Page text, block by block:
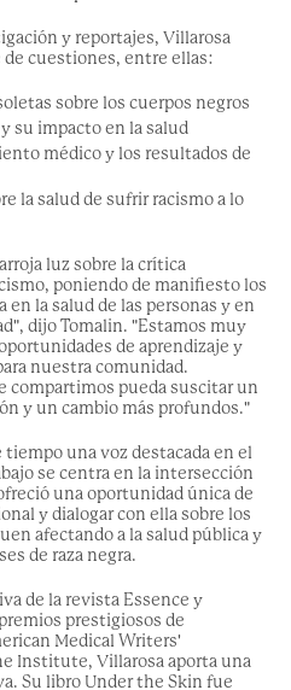
y reportajes, Villarosa
de cuestiones, entre ellas:
sobre los cuerpos negros
su impacto en la salud
médico y los resultados de
la salud de sufrir racismo a lo
luz sobre la crítica
poniendo de manifiesto los
en la salud de las personas y en
dijo Tomalin. "Estamos muy
de aprendizaje y
nuestra comunidad.
compartimos pueda suscitar un
y un cambio más profundos."
tiempo una voz destacada en el
se centra en la intersección
una oportunidad única de
y dialogar con ella sobre los
afectando a la salud pública y
de raza negra.
de la revista Essence y
prestigiosos de
Medical Writers'
Institute, Villarosa aporta una
Su libro Under the Skin fue